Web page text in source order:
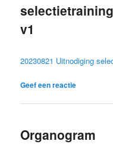
v1
20230821 Uitnodiging
Geef een reactie
Organogram